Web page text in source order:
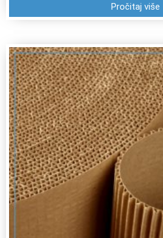
Pročitaj više